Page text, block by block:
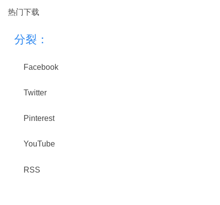
热门下载
分裂：
Facebook
Twitter
Pinterest
YouTube
RSS